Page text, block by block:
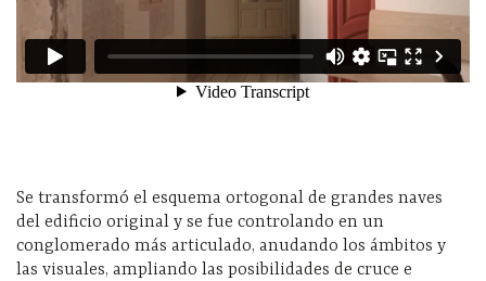
Se transformó el esquema ortogonal de grandes naves
del edificio original y se fue controlando en un
conglomerado más articulado, anudando los ámbitos y
las visuales, ampliando las posibilidades de cruce e